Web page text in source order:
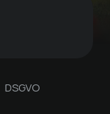
DSGVO